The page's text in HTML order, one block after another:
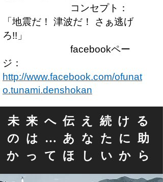
コンセプト：
「地震だ！ 津波だ！ さぁ逃げ
ろ!!」
facebookペー
ジ：
http://www.facebook.com/ofunat
o.tunami.denshokan
未来へ伝え続ける
のは…あなたに助
かってほしいから